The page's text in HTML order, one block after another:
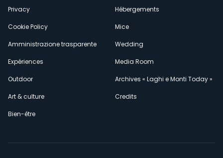
Privacy
Cookie Policy
Amministrazione trasparente
Expériences
Outdoor
Art & culture
Bien-être
Hébergements
Mice
Wedding
Media Room
Archives « Laghi e Monti Today »
Credits